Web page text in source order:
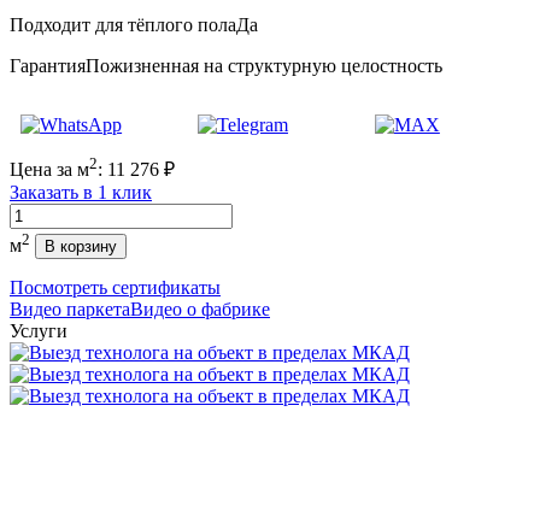
Подходит для тёплого полаДа
ГарантияПожизненная на структурную целостность
Цена за м2: 11 276 ₽
Заказать в 1 клик
Количество
м2 В корзину
Посмотреть сертификаты
Видео паркетаВидео о фабрике
Услуги